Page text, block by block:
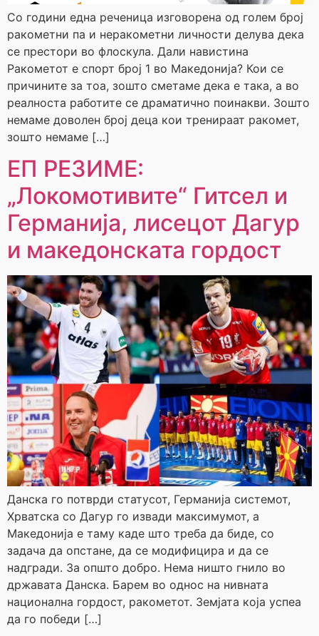
Со години една реченица изговорена од голем број
ракометни па и неракометни личности делува дека
се престори во флоскула. Дали навистина
Ракометот е спорт број 1 во Македонија? Кои се
причините за тоа, зошто сметаме дека е така, а во
реалноста работите се драматично поинакви. Зошто
немаме доволен број деца кои тренираат ракомет,
зошто немаме […]
ЕП РЕЗИМЕ:
„Локомотивите“ Гитсел и
Германија, лисецот Дагур
и македонската гордост
Данска го потврди статусот, Германија системот,
Хрватска со Дагур го извади максимумот, а
Македонија е таму каде што треба да биде, со
задача да опстане, да се модифицира и да се
надгради. За општо добро. Нема ништо гнило во
државата Данска. Барем во однос на нивната
национална гордост, ракометот. Земјата која успеа
да го победи […]